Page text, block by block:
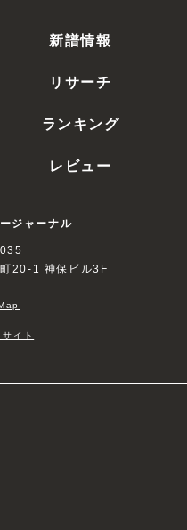
新譜情報
リサーチ
ランキング
レビュー
ジャーナル
20-1 神保ビル3F
イト